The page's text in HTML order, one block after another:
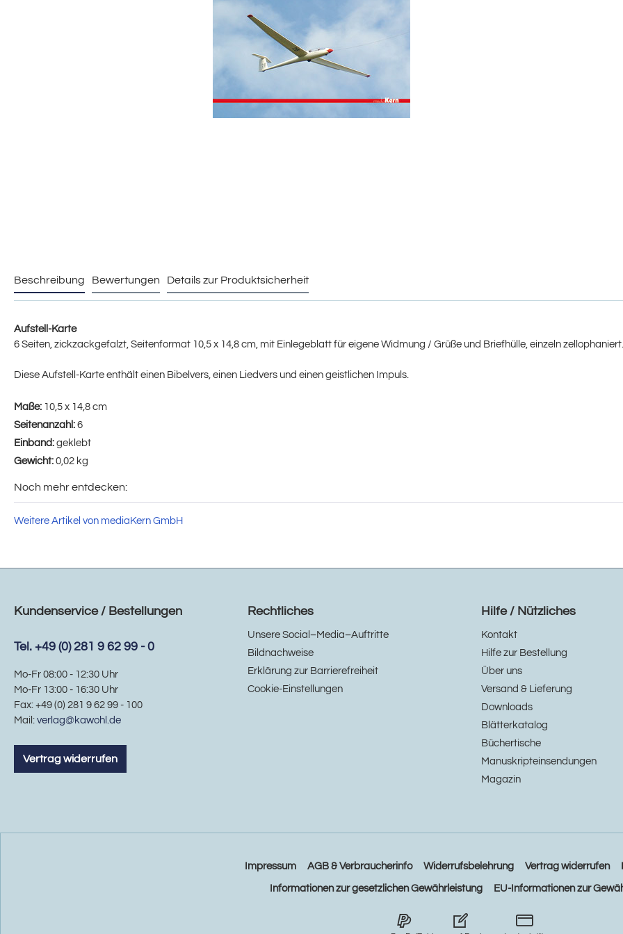
Beschreibung Bewertungen Details zur Produktsicherheit
Aufstell-Karte
6 Seiten, zickzackgefalzt, Seitenformat 10,5 x 14,8 cm, mit Einlegeblatt für eigene Widmung / Grüße und Briefhülle, einzeln zellophaniert.
Diese Aufstell-Karte enthält einen Bibelvers, einen Liedvers und einen geistlichen Impuls.
Maße: 10,5 x 14,8 cm
Seitenanzahl: 6
Einband: geklebt
Gewicht: 0,02 kg
Noch mehr entdecken:
Weitere Artikel von mediaKern GmbH
Kundenservice / Bestellungen
Tel. +49 (0) 281 9 62 99 - 0
Mo-Fr 08:00 - 12:30 Uhr
Mo-Fr 13:00 - 16:30 Uhr
Fax: +49 (0) 281 9 62 99 - 100
Mail: verlag@kawohl.de
Vertrag widerrufen
Rechtliches
Unsere Social–Media–Auftritte
Bildnachweise
Erklärung zur Barrierefreiheit
Cookie-Einstellungen
Hilfe / Nützliches
Kontakt
Hilfe zur Bestellung
Über uns
Versand & Lieferung
Downloads
Blätterkatalog
Büchertische
Manuskripteinsendungen
Magazin
Impressum AGB & Verbraucherinfo Widerrufsbelehrung Vertrag widerrufen
Informationen zur gesetzlichen Gewährleistung EU-Informationen zur